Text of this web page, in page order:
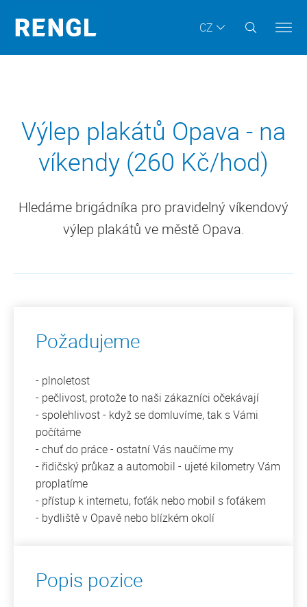
CZ
Výlep plakátů Opava - na
víkendy (260 Kč/hod)
Hledáme brigádníka pro pravidelný víkendový
výlep plakátů ve městě Opava.
Požadujeme
- plnoletost
- pečlivost, protože to naši zákazníci očekávají
- spolehlivost - když se domluvíme, tak s Vámi
počítáme
- chuť do práce - ostatní Vás naučíme my
- řidičský průkaz a automobil - ujeté kilometry Vám
proplatíme
- přístup k internetu, foťák nebo mobil s foťákem
- bydliště v Opavě nebo blízkém okolí
Popis pozice